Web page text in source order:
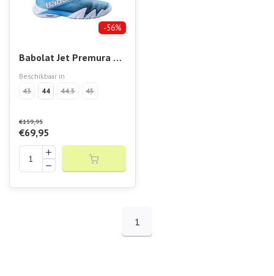
-56%
Babolat Jet Premura 2
Men Lebron
Beschikbaar in
43
44 44.5 45
€159,95
€69,95
1